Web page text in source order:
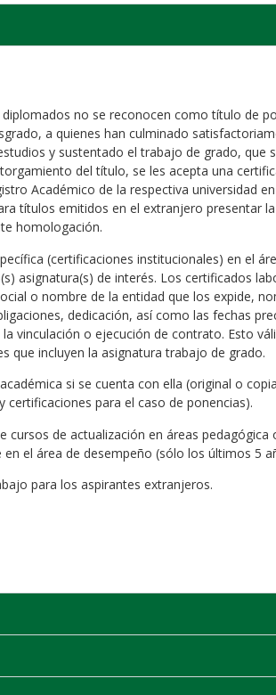
diplomados no se reconocen como título de
a quienes han culminado
y sustentado el trabajo de grado, que
del título, se les acepta una
Académico de la respectiva universidad
títulos emitidos en el extranjero presentar la
homologación.
(certificaciones institucionales) en el
asignatura(s) de interés. Los certificados
o nombre de la entidad que los expide,
dedicación, así como las fechas
vinculación o ejecución de contrato. Esto
que incluyen la asignatura trabajo de grado.
si se cuenta con ella (original o
certificaciones para el caso de ponencias).
cursos de actualización en áreas pedagógica
en el área de desempeño (sólo los últimos 5
para los aspirantes extranjeros.